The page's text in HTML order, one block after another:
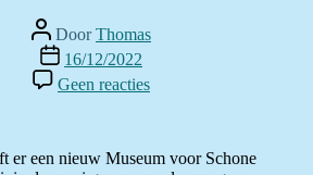
Berichtauteur
DoorThomas
Berichtdatum
16/12/2022
Geen reacties
Charleroi
nieuwe
er een nieuw Museum voor Schone